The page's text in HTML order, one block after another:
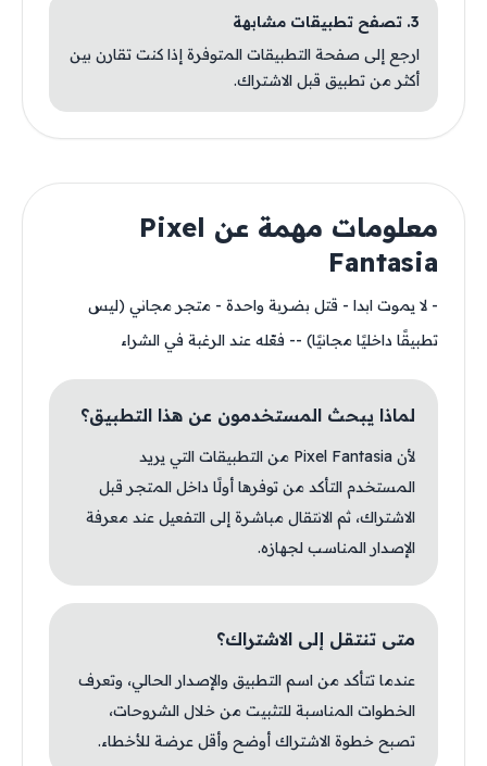
3. تصفح تطبيقات مشابهة
ارجع إلى صفحة التطبيقات المتوفرة إذا كنت تقارن بين
أكثر من تطبيق قبل الاشتراك.
معلومات مهمة عن Pixel
Fantasia
- لا يموت ابدا - قتل بضربة واحدة - متجر مجاني (ليس
تطبيقًا داخليًا مجانيًا) -- فعّله عند الرغبة في الشراء
لماذا يبحث المستخدمون عن هذا التطبيق؟
لأن Pixel Fantasia من التطبيقات التي يريد
المستخدم التأكد من توفرها أولًا داخل المتجر قبل
الاشتراك، ثم الانتقال مباشرة إلى التفعيل عند معرفة
الإصدار المناسب لجهازه.
متى تنتقل إلى الاشتراك؟
عندما تتأكد من اسم التطبيق والإصدار الحالي، وتعرف
الخطوات المناسبة للتثبيت من خلال الشروحات،
تصبح خطوة الاشتراك أوضح وأقل عرضة للأخطاء.